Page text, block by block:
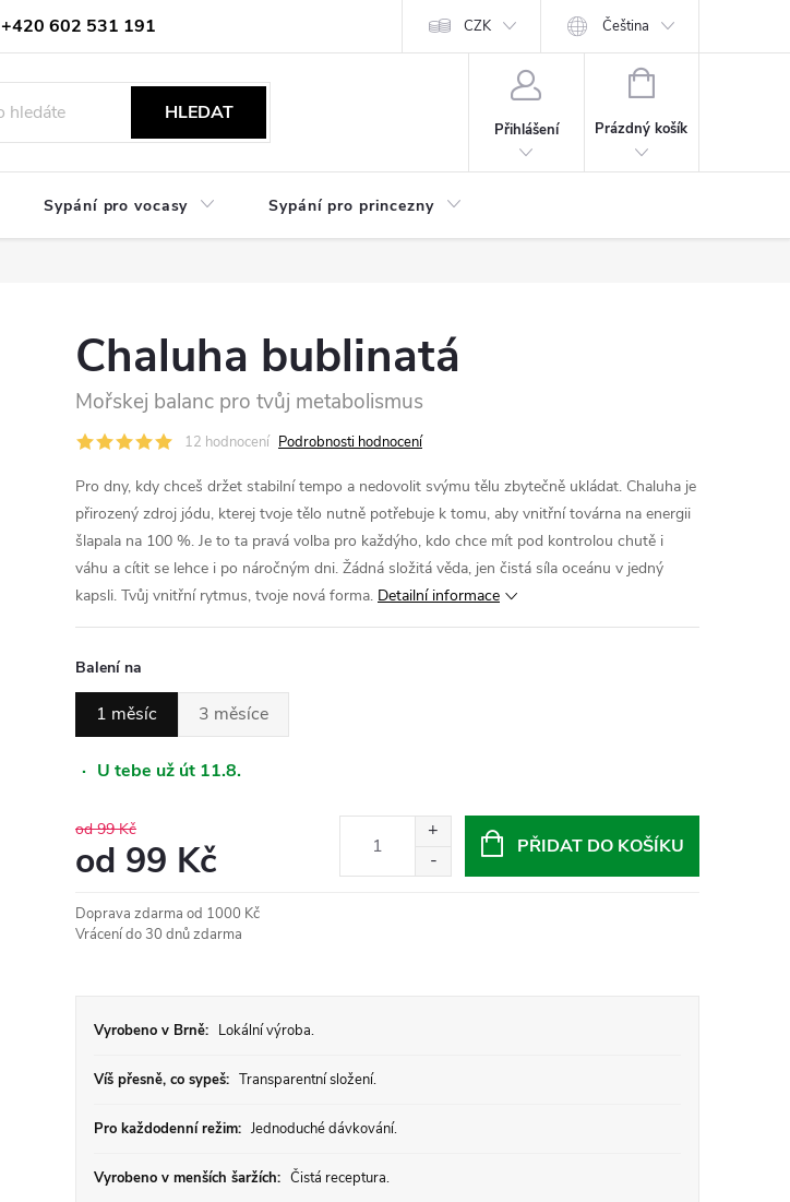
+420 602 531 191
Obchodní sdělení Hodnocení obchodu CZK Čeština
HLEDAT
Přihlášení
NÁKUPNÍ
Prázdný košík
Sypání pro vocasy Sypání pro princezny
Chaluha bublinatá
Mořskej balanc pro tvůj metabolismus
12 hodnocení Podrobnosti hodnocení
Pro dny, kdy chceš držet stabilní tempo a nedovolit svýmu tělu zbytečně ukládat. Chaluha je
přirozený zdroj jódu, kterej tvoje tělo nutně potřebuje k tomu, aby vnitřní továrna na energii
šlapala na 100 %. Je to ta pravá volba pro každýho, kdo chce mít pod kontrolou chutě i
váhu a cítit se lehce i po náročným dni. Žádná složitá věda, jen čistá síla oceánu v jedný
kapsli. Tvůj vnitřní rytmus, tvoje nová forma. Detailní informace
Balení na
1 měsíc 3 měsíce
· U tebe už út 11.8.
od 99 Kč
od 99 Kč
cena:
PŘIDAT DO KOŠÍKU
Doprava zdarma od 1000 Kč
Vrácení do 30 dnů zdarma
Vyrobeno v Brně: Lokální výroba.
Víš přesně, co sypeš: Transparentní složení.
Pro každodenní režim: Jednoduché dávkování.
Vyrobeno v menších šaržích: Čistá receptura.